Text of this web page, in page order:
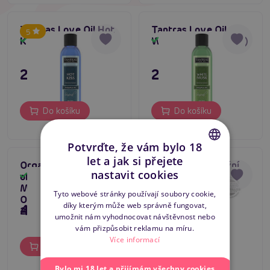
5
Tantras Love Oil Hot
Kiss (150 ml)
Skladem
295 Kč
Do košíku
Tantras Love Oil
White Musk (150 ml)
295 Kč
Do košíku
Organický masážní
olej Shunga Erotic
Massage Oil
ORGANICA Natural
240 ml
495 Kč
Organický masážní
olej Shunga Erotic
Massage Oil
ORGANICA Almond
Sweetness 240 ml
Skladem
495 Kč
ENGLISH
Potvrďte, že vám bylo 18
let a jak si přejete
nastavit cookies
Tyto webové stránky používají soubory cookie,
díky kterým může web správně fungovat,
umožnit nám vyhodnocovat návštěvnost nebo
vám přizpůsobit reklamu na míru.
Více informací